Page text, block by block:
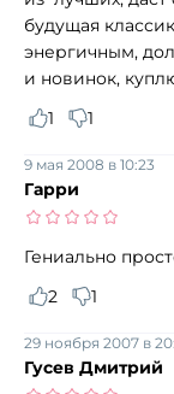
будущая
энергичным,
и новинок,
1
1
Гарри
9 мая 2008 в 10:23
Гениально
2
1
Гусев Дмитрий
29 ноября 2007 в